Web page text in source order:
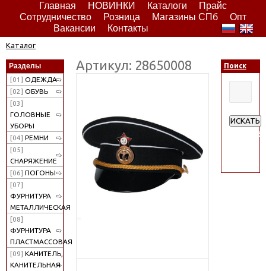
Главная НОВИНКИ Каталоги
Прайс
Сотрудничество
Розница Магазины СПб
Опт
Вакансии
Контакты
Каталог
Разделы
[01] ОДЕЖДА
[02] ОБУВЬ
[03]
ГОЛОВНЫЕ
УБОРЫ
[04] РЕМНИ
[05]
СНАРЯЖЕНИЕ
[06] ПОГОНЫ
[07]
ФУРНИТУРА
МЕТАЛЛИЧЕСКАЯ
[08]
ФУРНИТУРА
ПЛАСТМАССОВАЯ
[09] КАНИТЕЛЬ,
КАНИТЕЛЬНАЯ
Артикул: 28650008 Поиск
ИСКАТЬ